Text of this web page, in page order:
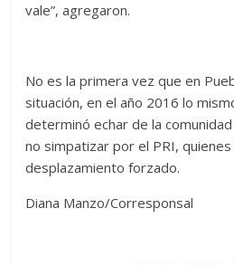
vale”, agregaron.
No es la primera vez que en
situación, en el año 2016 lo
determinó echar de la
no simpatizar por el PRI,
desplazamiento forzado.
Diana Manzo/Corresponsal